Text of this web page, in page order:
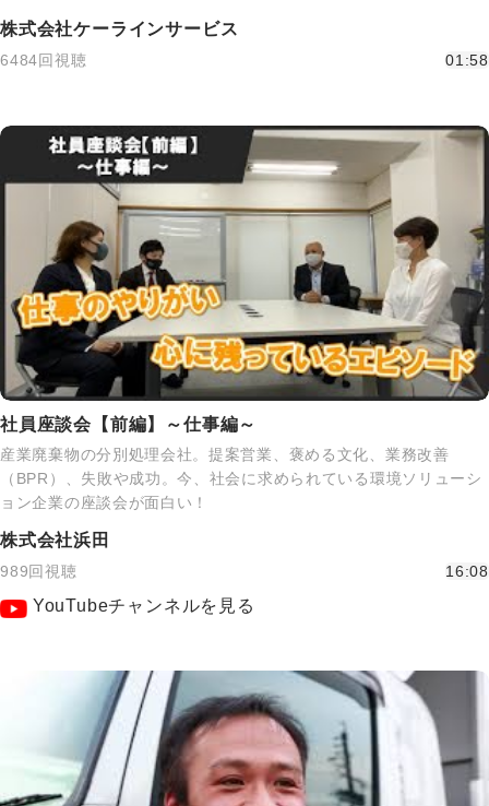
株式会社ケーラインサービス
6484回視聴 01:58
社員座談会【前編】～仕事編～
産業廃棄物の分別処理会社。提案営業、褒める文化、業務改善
（BPR）、失敗や成功。今、社会に求められている環境ソリューシ
ョン企業の座談会が面白い！
株式会社浜田
989回視聴 16:08
YouTubeチャンネルを見る